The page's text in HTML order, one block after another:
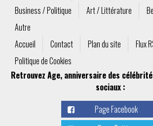
Business / Politique
Art / Littérature
Autre
Accueil
Contact Plan du site
Flux
Politique de Cookies
Retrouvez Age, anniversaire des
sociaux :
Page Facebook